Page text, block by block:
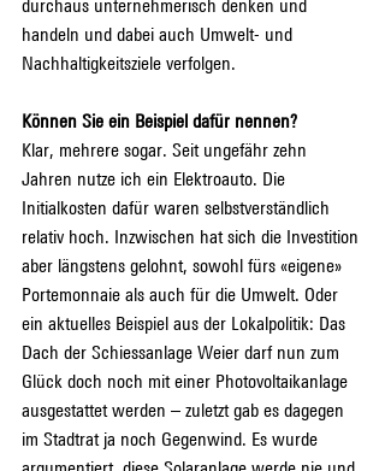
durchaus unternehmerisch denken und
handeln und dabei auch Umwelt- und
Nachhaltigkeitsziele verfolgen.
Können Sie ein Beispiel dafür nennen?
Klar, mehrere sogar. Seit ungefähr zehn
Jahren nutze ich ein Elektroauto. Die
Initialkosten dafür waren selbstverständlich
relativ hoch. Inzwischen hat sich die Investition
aber längstens gelohnt, sowohl fürs «eigene»
Portemonnaie als auch für die Umwelt. Oder
ein aktuelles Beispiel aus der Lokalpolitik: Das
Dach der Schiessanlage Weier darf nun zum
Glück doch noch mit einer Photovoltaikanlage
ausgestattet werden – zuletzt gab es dagegen
im Stadtrat ja noch Gegenwind. Es wurde